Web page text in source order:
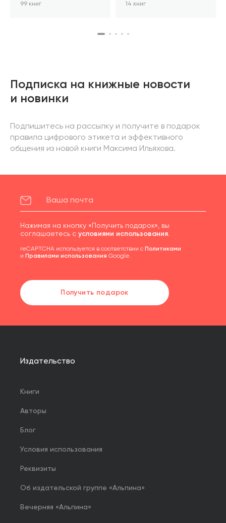
99 книг 14 книг
Подписка на книжные новости
и новинки
Подпишитесь на рассылку и получите в подарок
правила цифрового этикета и эффективного
общения из новой книги Максима Ильяхова.
Нажимая на кнопку «Получить подарок», вы
соглашаетесь с условиями использования.
reCAPTCHA используется в соответствии с Политиками
и Правилами использования Google.
Получить подарок
Издательство
Книги
Авторы
Блог
Условия использования
Реквизиты
Об издательской группе «Альпина»
Вечерняя «Альпина»